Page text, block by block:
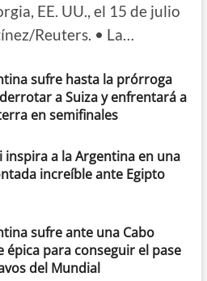
EE. UU., el 15 de julio
Reuters. • La…
sufre hasta la prórroga
a Suiza y enfrentará a
en semifinales
inspira a la Argentina en una
increíble ante Egipto
sufre ante una Cabo
épica para conseguir el pase
del Mundial